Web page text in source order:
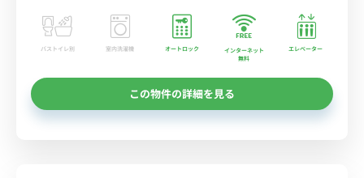
バストイレ別 室内洗濯機 オートロック
インターネット
無料
エレベーター
この物件の詳細を見る